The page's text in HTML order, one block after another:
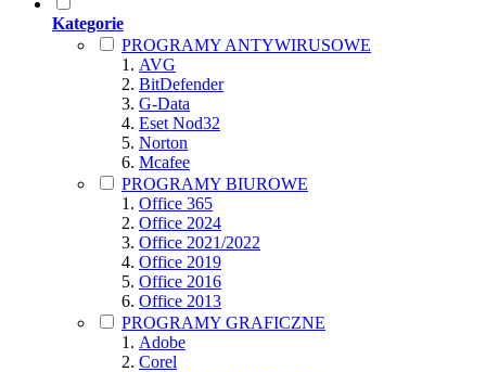
Kategorie
PROGRAMY ANTYWIRUSOWE
AVG
BitDefender
G-Data
Eset Nod32
Norton
Mcafee
PROGRAMY BIUROWE
Office 365
Office 2024
Office 2021/2022
Office 2019
Office 2016
Office 2013
PROGRAMY GRAFICZNE
Adobe
Corel